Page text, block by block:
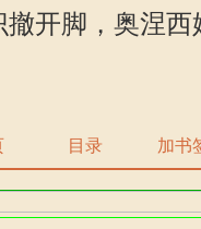
撤开脚，奥涅西
目录 加书